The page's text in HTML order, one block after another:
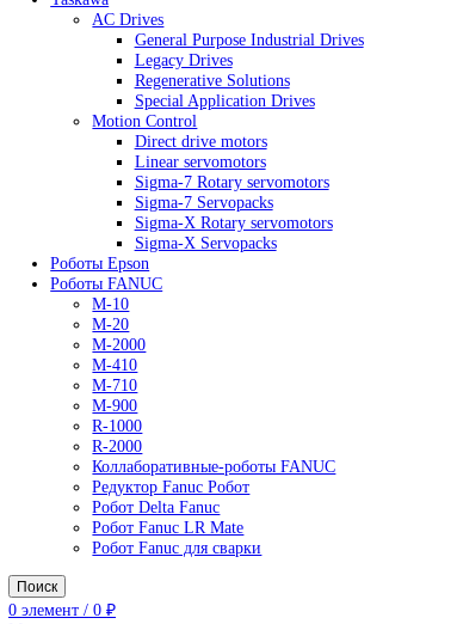
Газовый электромагнитный клапан Siemens
Сервопривод Siemens SKP
Сервопривод Siemens SQM
Сервопривод Siemens SQN
Yaskawa
AC Drives
General Purpose Industrial Drives
Legacy Drives
Regenerative Solutions
Special Application Drives
Motion Control
Direct drive motors
Роботы Epson
Роботы FANUC
M-10
M-20
M-2000
M-410
R-1000